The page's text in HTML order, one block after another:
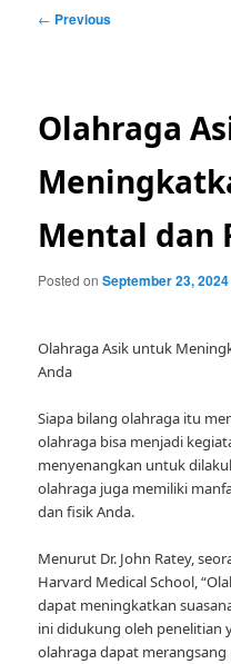
Post
← Previous
Olahraga
Mental dan
Posted onSeptember 23, 2024
Olahraga Asik untuk
Anda
Siapa bilang olahraga itu
olahraga bisa menjadi
menyenangkan untuk
olahraga juga memiliki
dan fisik Anda.
Menurut Dr. John Ratey,
Harvard Medical School,
dapat meningkatkan
ini didukung oleh penelitian
olahraga dapat